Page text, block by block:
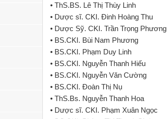
• ThS.BS. Lê Thị Thùy Linh
• Dược sĩ. CKI. Đinh Hoàng Thu
• Dược Sỹ. CKI. Trần Trọng Phương
• BS.CKI. Bùi Nam Phương
• BS.CKI. Phạm Duy Linh
• BS.CKI. Nguyễn Thanh Hiếu
• BS.CKI. Nguyễn Văn Cường
• BS.CKI. Đoàn Thị Nụ
• ThS.Bs. Nguyễn Thanh Hoa
• Dược sĩ. CKI. Phạm Xuân Ngọc